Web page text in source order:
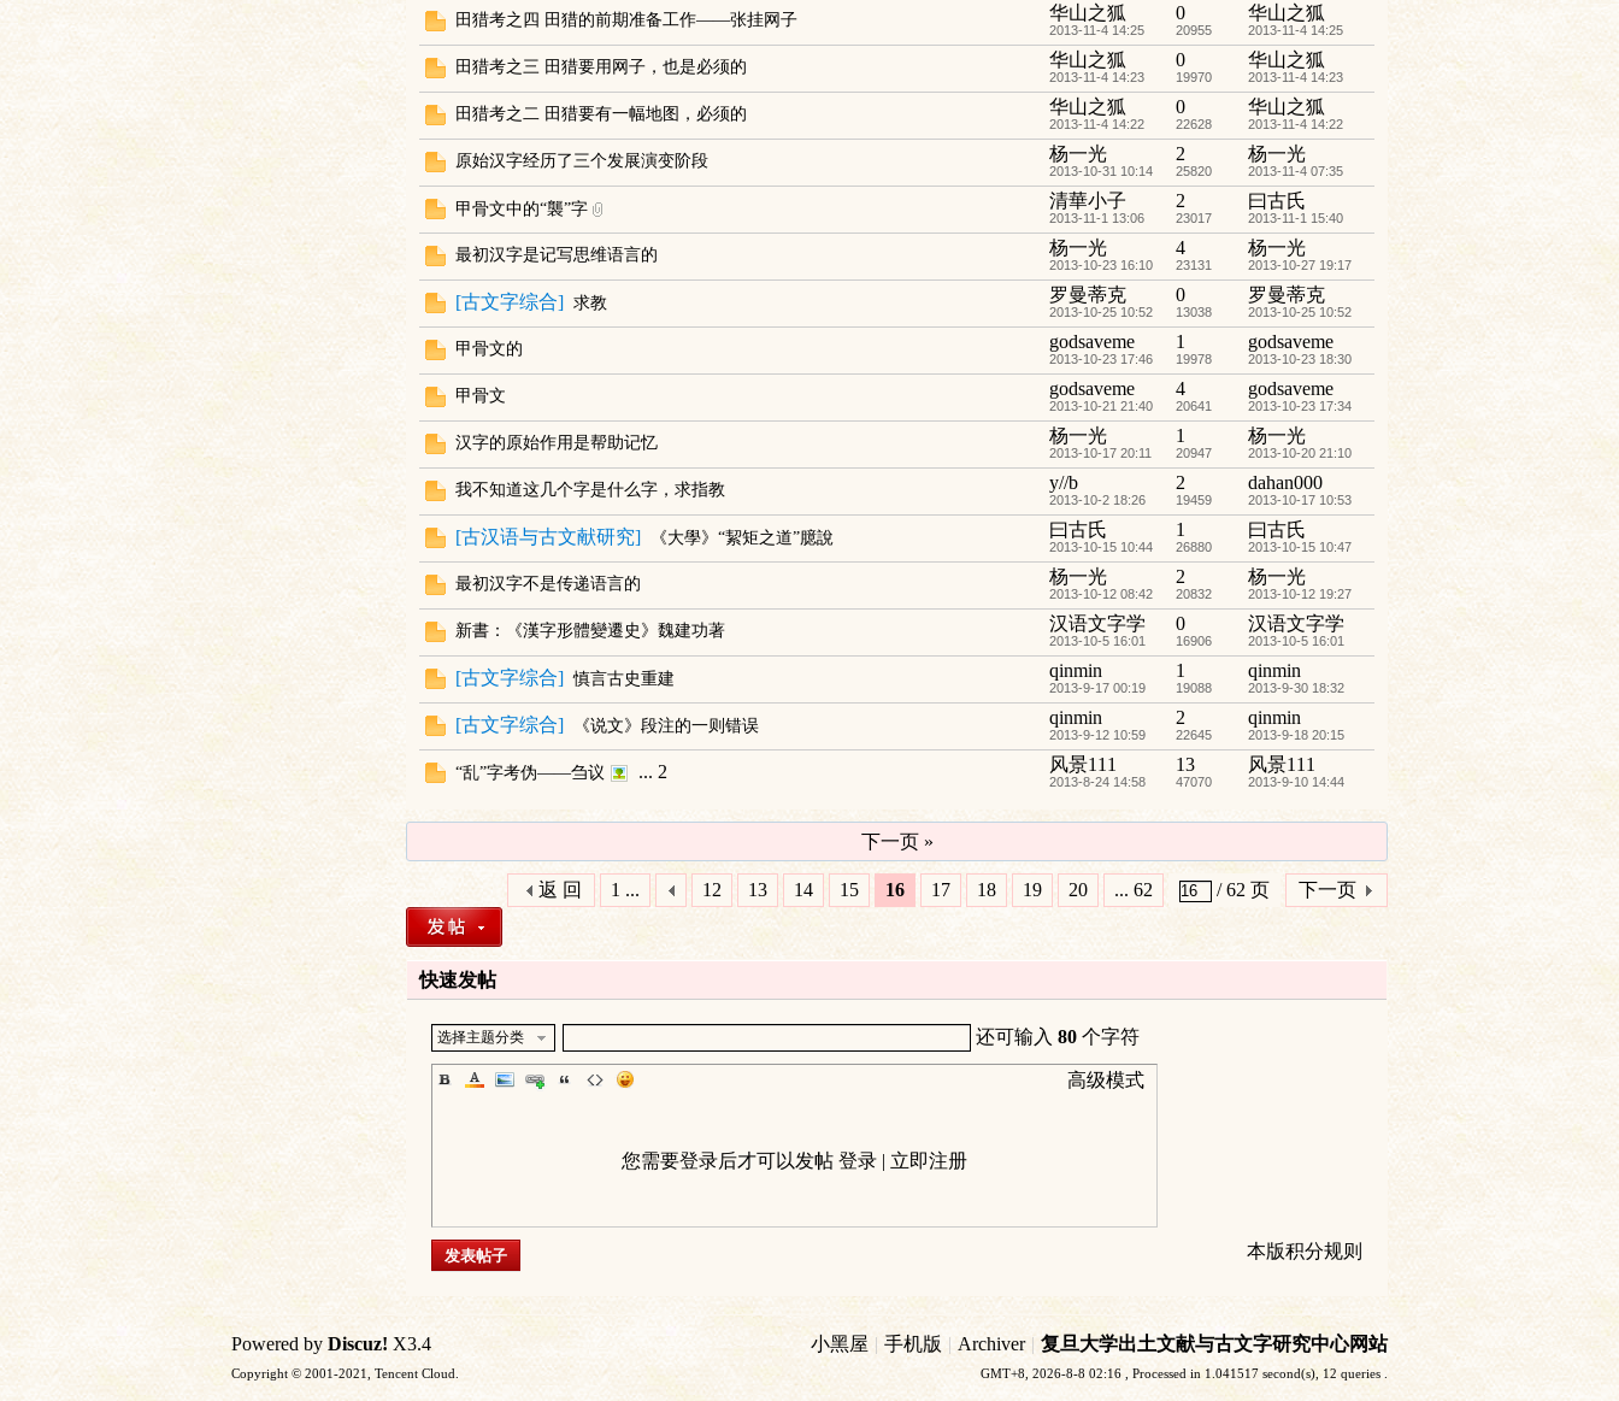
古
字
田猎考之四 田猎的前期准备工作——张挂网子 华山之狐
2013-11-4 14:25
0
20955
华山之狐
2013-11-4 14:25
田猎考之三 田猎要用网子，也是必须的 华山之狐
2013-11-4 14:23
0
19970
华山之狐
2013-11-4 14:23
田猎考之二 田猎要有一幅地图，必须的 华山之狐
2013-11-4 14:22
0
22628
华山之狐
2013-11-4 14:22
原始汉字经历了三个发展演变阶段 杨一光
2013-10-31 10:14
2
25820
杨一光
2013-11-4 07:35
甲骨文中的“襲”字 清華小子
2013-11-1 13:06
2
23017
曰古氏
2013-11-1 15:40
最初汉字是记写思维语言的 杨一光
2013-10-23 16:10
4
23131
杨一光
2013-10-27 19:17
[古文字综合] 求教 罗曼蒂克
2013-10-25 10:52
0
13038
罗曼蒂克
2013-10-25 10:52
甲骨文的 godsaveme
2013-10-23 17:46
1
19978
godsaveme
2013-10-23 18:30
甲骨文 godsaveme
2013-10-21 21:40
4
20641
godsaveme
2013-10-23 17:34
汉字的原始作用是帮助记忆 杨一光
2013-10-17 20:11
1
20947
杨一光
2013-10-20 21:10
我不知道这几个字是什么字，求指教 y//b
2013-10-2 18:26
2
19459
dahan000
2013-10-17 10:53
[古汉语与古文献研究] 《大學》“絜矩之道”臆說 曰古氏
2013-10-15 10:44
1
26880
曰古氏
2013-10-15 10:47
最初汉字不是传递语言的 杨一光
2013-10-12 08:42
2
20832
杨一光
2013-10-12 19:27
新書：《漢字形體變遷史》魏建功著 汉语文字学
2013-10-5 16:01
0
16906
汉语文字学
2013-10-5 16:01
[古文字综合] 慎言古史重建 qinmin
2013-9-17 00:19
1
19088
qinmin
2013-9-30 18:32
[古文字综合] 《说文》段注的一则错误 qinmin
2013-9-12 10:59
2
22645
qinmin
2013-9-18 20:15
“乱”字考伪——刍议 ... 2 风景111
2013-8-24 14:58
13
47070
风景111
2013-9-10 14:44
下一页 »
1 ... 12 13 14 15 16 17 18 19 20 ... 62 / 62 页 下一页
返 回
快速发帖
选择主题分类 还可输入80 个字符
高级模式
您需要登录后才可以发帖 登录 | 立即注册
本版积分规则
发表帖子
小黑屋 | 手机版 | Archiver | 复旦大学出土文献与古文字研究中心网站
GMT+8, 2026-8-8 02:16 , Processed in 1.041517 second(s), 12 queries .
Powered by Discuz! X3.4
Copyright © 2001-2021, Tencent Cloud.